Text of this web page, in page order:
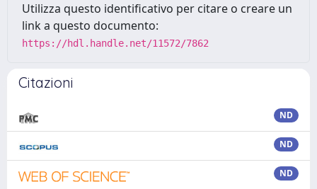
Utilizza questo identificativo per citare o creare un
link a questo documento:
https://hdl.handle.net/11572/7862
Citazioni
ND
ND
ND